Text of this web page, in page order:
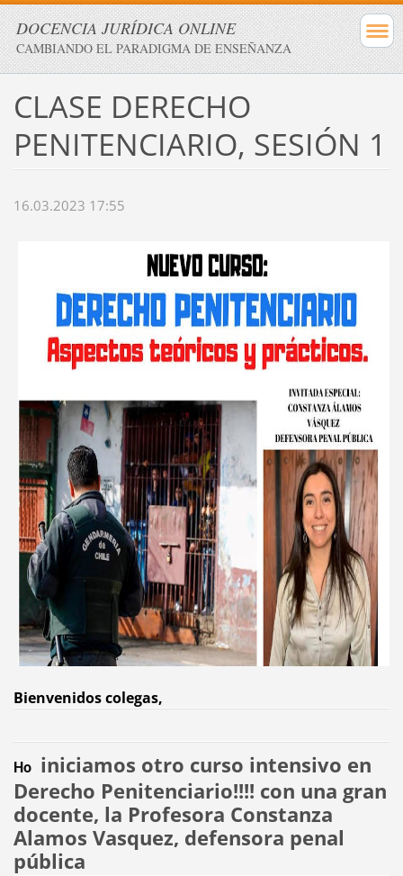
DOCENCIA JURÍDICA ONLINE
CAMBIANDO EL PARADIGMA DE ENSEÑANZA
CLASE DERECHO
PENITENCIARIO, SESIÓN 1
16.03.2023 17:55
Bienvenidos colegas,
Ho iniciamos otro curso intensivo en
Derecho Penitenciario!!!! con una gran
docente, la Profesora Constanza
Alamos Vasquez, defensora penal
pública